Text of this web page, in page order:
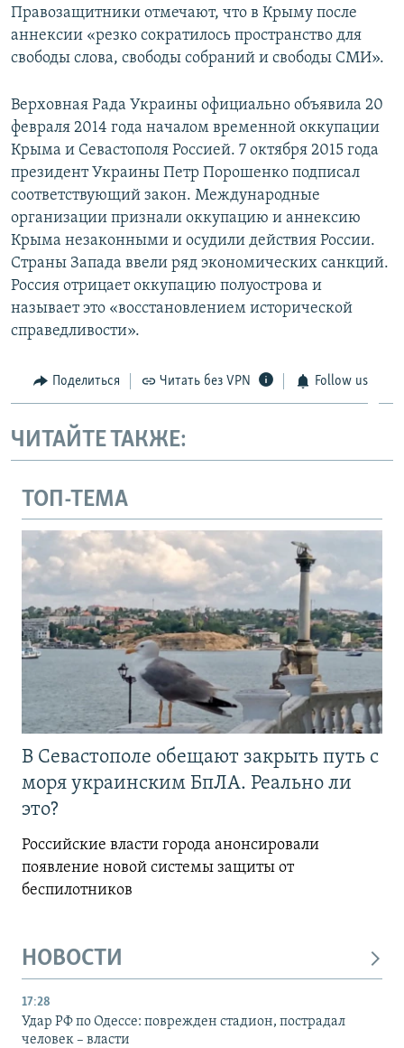
Правозащитники отмечают, что в Крыму после
аннексии «резко сократилось пространство для
свободы слова, свободы собраний и свободы СМИ».
Верховная Рада Украины официально объявила 20
февраля 2014 года началом временной оккупации
Крыма и Севастополя Россией. 7 октября 2015 года
президент Украины Петр Порошенко подписал
соответствующий закон. Международные
организации признали оккупацию и аннексию
Крыма незаконными и осудили действия России.
Страны Запада ввели ряд экономических санкций.
Россия отрицает оккупацию полуострова и
называет это «восстановлением исторической
справедливости».
Поделиться Читать без VPN Follow us
ЧИТАЙТЕ ТАКЖЕ:
ТОП-ТЕМА
В Севастополе обещают закрыть путь с
моря украинским БпЛА. Реально ли
это?
Российские власти города анонсировали
появление новой системы защиты от
беспилотников
НОВОСТИ
17:28
Удар РФ по Одессе: поврежден стадион, пострадал
человек – власти